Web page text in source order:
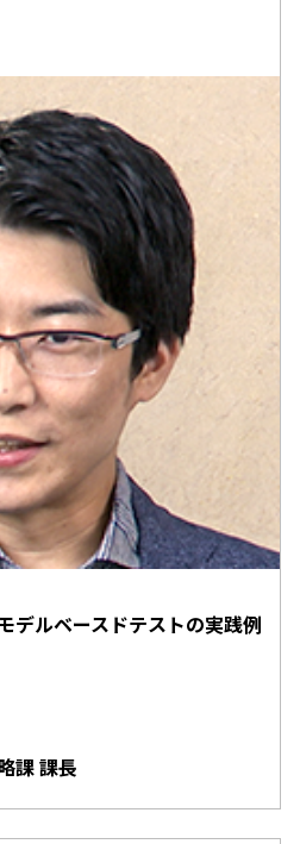
デルベースドテストの実践例
課 課長